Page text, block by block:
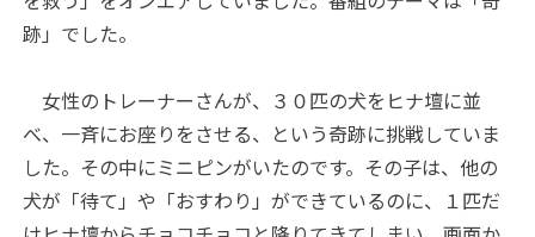
跡」でした。
女性のトレーナーさんが、３０匹の犬をヒナ壇に並
べ、一斉にお座りをさせる、という奇跡に挑戦していま
した。その中にミニピンがいたのです。その子は、他の
犬が「待て」や「おすわり」ができているのに、１匹だ